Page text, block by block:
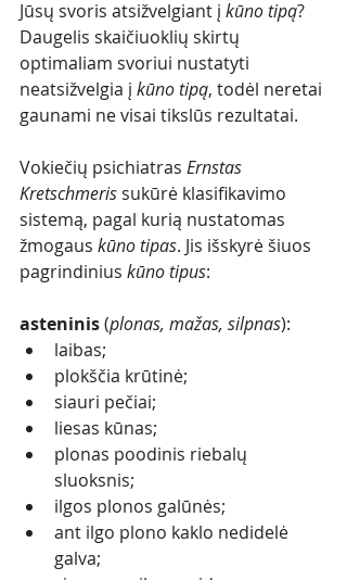
Jūsų svoris atsižvelgiant į kūno tipą?
Daugelis skaičiuoklių skirtų
optimaliam svoriui nustatyti
neatsižvelgia į kūno tipą, todėl neretai
gaunami ne visai tikslūs rezultatai.
Vokiečių psichiatras Ernstas
Kretschmeris sukūrė klasifikavimo
sistemą, pagal kurią nustatomas
žmogaus kūno tipas. Jis išskyrė šiuos
pagrindinius kūno tipus:
asteninis (plonas, mažas, silpnas):
laibas;
plokščia krūtinė;
siauri pečiai;
liesas kūnas;
plonas poodinis riebalų
sluoksnis;
ilgos plonos galūnės;
ant ilgo plono kaklo nedidelė
galva;